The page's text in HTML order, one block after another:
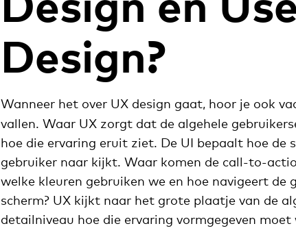
Design?
Wanneer het over UX design gaat, hoor je ook
vallen. Waar UX zorgt dat de algehele
hoe die ervaring eruit ziet. De UI bepaalt hoe de
gebruiker naar kijkt. Waar komen de call-to-
welke kleuren gebruiken we en hoe navigeert de
scherm? UX kijkt naar het grote plaatje van de
detailniveau hoe die ervaring vormgegeven moet